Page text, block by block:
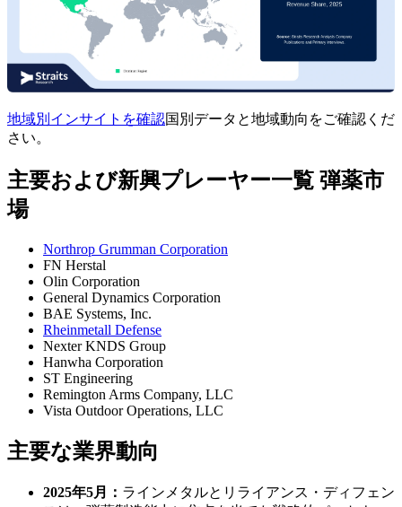
地域別インサイトを確認国別データと地域動向をご確認くだ
さい。
主要および新興プレーヤー一覧 弾薬市
場
Northrop Grumman Corporation
FN Herstal
Olin Corporation
General Dynamics Corporation
BAE Systems, Inc.
Rheinmetall Defense
Nexter KNDS Group
Hanwha Corporation
ST Engineering
Remington Arms Company, LLC
Vista Outdoor Operations, LLC
主要な業界動向
2025年5月： ラインメタルとリライアンス・ディフェン